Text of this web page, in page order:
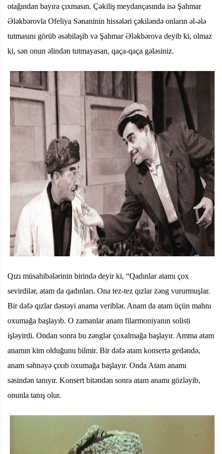
otağından bayıra çıxmasın. Çəkiliş meydançasında isə Şahmar
Ələkbərovla Ofeliya Sənaninin hissələri çəkiləndə onların əl-ələ
tutmasını görüb əsəbiləşib və Şahmar Ələkbərova deyib ki, olmaz
ki, sən onun əlindən tutmayasan, qaça-qaça gələsiniz.
Qızı müsahibələrinin birində deyir ki, “Qadınlar atamı çox
sevirdilər, atam da qadınları. Ona tez-tez qızlar zəng vururmuşlar.
Bir dəfə qızlar dəstəyi anama veriblər. Anam da atam üçün mahnı
oxumağa başlayıb. O zamanlar anam filarmoniyanın solisti
işləyirdi. Ondan sonra bu zənglər çoxalmağa başlayır. Amma atam
anamın kim olduğunu bilmir. Bir dəfə atam konsertə gedəndə,
anam səhnəyə çıxıb oxumağa başlayır. Onda Atam anamı
səsindən tanıyır. Konsert bitəndən sonra atam anamı gözləyib,
onunla tanış olur.